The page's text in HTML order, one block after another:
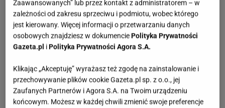
Zaawansowanych” lub przez kontakt z administratorem – w
zależności od zakresu sprzeciwu i podmiotu, wobec którego
jest kierowany. Więcej informacji o przetwarzaniu danych
osobowych znajdziesz w dokumenciePolityka Prywatności
Gazeta.pl iPolityka Prywatności Agora S.A.
Klikając „Akceptuję” wyrażasz też zgodę na zainstalowanie i
przechowywanie plików cookie Gazeta.pl sp. z o.o., jej
Zaufanych Partnerów i Agora S.A. na Twoim urządzeniu
końcowym. Możesz w każdej chwili zmienić swoje preferencje